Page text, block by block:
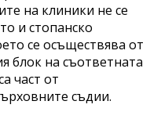
на клиники не се
и стопанско
се осъществява от
блок на съответната
част от
съдии.